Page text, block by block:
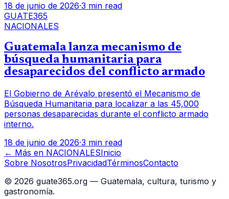
18 de junio de 2026·3 min read
GUATE365
NACIONALES
Guatemala lanza mecanismo de
búsqueda humanitaria para
desaparecidos del conflicto armado
El Gobierno de Arévalo presentó el Mecanismo de
Búsqueda Humanitaria para localizar a las 45,000
personas desaparecidas durante el conflicto armado
interno.
18 de junio de 2026·3 min read
← Más en NACIONALESInicio
Sobre NosotrosPrivacidadTérminosContacto
© 2026 guate365.org — Guatemala, cultura, turismo y
gastronomía.